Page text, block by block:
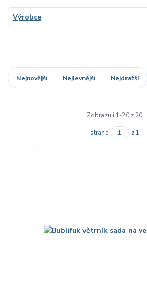
Výrobce
Nejnovější Nejlevnější Nejdražší
Zobrazuji 1-20 z 20
strana z 1